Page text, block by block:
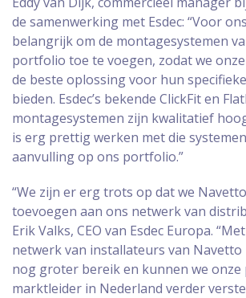
de samenwerking met Esdec: “Voor
belangrijk om de montagesystemen
portfolio toe te voegen, zodat we
de beste oplossing voor hun
bieden. Esdec’s bekende ClickFit en
montagesystemen zijn kwalitatief
is erg prettig werken met die
aanvulling op ons portfolio.”
“We zijn er erg trots op dat we
toevoegen aan ons netwerk van
Erik Valks, CEO van Esdec Europa.
netwerk van installateurs van Navetto
nog groter bereik en kunnen we onze
marktleider in Nederland verder